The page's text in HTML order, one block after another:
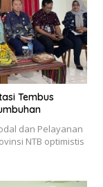
Tembus
dan Pelayanan
NTB optimistis